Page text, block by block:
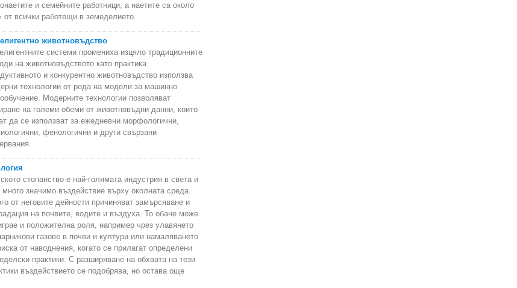
и семейните работници, а наетите са около
от всички работещи в земеделието.
животновъдство
системи промениха изцяло традиционните
на животновъдството като практика.
и конкурентно животновъдство използва
технологии от рода на модели за машинно
Модерните технологии позволяват
на големи обеми от животновъдни данни, които
да се използват за ежедневни морфологични,
фенологични и други свързани
стопанство е най-голямата индустрия в света и
много значимо въздействие върху околната среда.
от неговите дейности причиняват замърсяване и
на почвите, водите и въздуха. То обаче може
и положителна роля, например чрез улавянето
газове в почви и култури или намаляването
от наводнения, когато се прилагат определени
практики. С разширяване на обхвата на тези
въздействието се подобрява, но остава още